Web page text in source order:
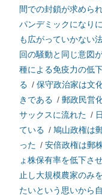
間での封鎖が求めら
パンデミックになり
も広がっていかない
回の騒動と同じ意図
種による免疫力の低
る / 保守政治家は文
きである / 郵政民営
サックスに流れた /
ている / 鳩山政権は
った / 安倍政権は郵
ょ株保有率を低下さ
止し大規模農家のみ
たいという思いから